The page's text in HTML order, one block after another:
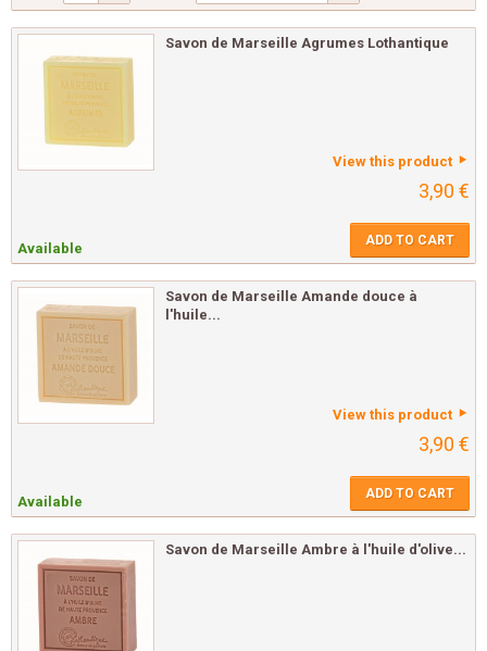
Savon de Marseille Agrumes Lothantique
View this product
3,90 €
Available ADD TO CART
Savon de Marseille Amande douce à
l'huile...
View this product
3,90 €
Available ADD TO CART
Savon de Marseille Ambre à l'huile d'olive...